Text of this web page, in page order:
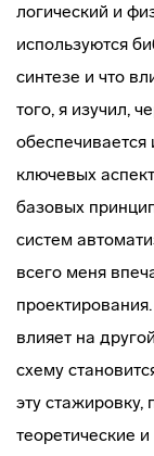
логический и
используются
синтезе и что
того, я изучил,
ключевых
базовых
систем
всего меня
влияет на
схему
эту
теоретические